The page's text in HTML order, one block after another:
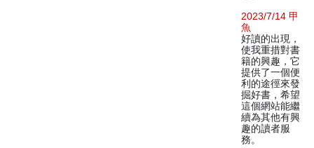
2023/7/14 甲
魚
好讀的出現，
使我重措對書
籍的興趣，它
提供了一個便
利的途徑來發
掘好書，希望
這個網站能繼
續為其他有興
趣的讀者服
務。